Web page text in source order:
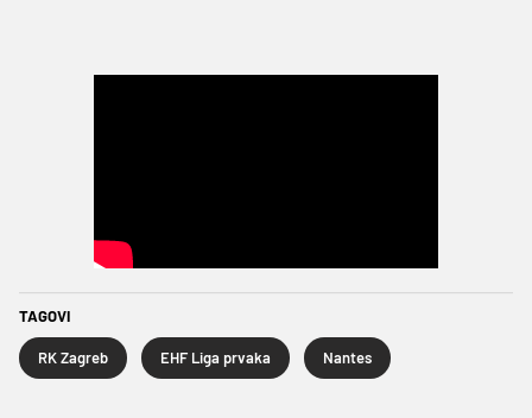
TAGOVI
RK Zagreb EHF Liga prvaka Nantes